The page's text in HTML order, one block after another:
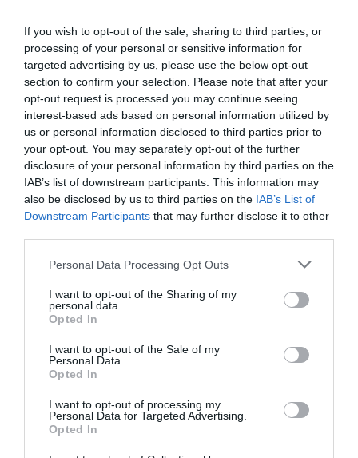
If you wish to opt-out of the sale, sharing to third parties, or
processing of your personal or sensitive information for
targeted advertising by us, please use the below opt-out
section to confirm your selection. Please note that after your
opt-out request is processed you may continue seeing
interest-based ads based on personal information utilized by
us or personal information disclosed to third parties prior to
your opt-out. You may separately opt-out of the further
disclosure of your personal information by third parties on the
IAB’s list of downstream participants. This information may
also be disclosed by us to third parties on the IAB’s List of
Downstream Participants that may further disclose it to other
Please note that this website/app uses one or more Google
not limited to your visit or usage behaviour. You may click to
grant or deny consent to Google and its third-party tags to
use your data for below specified purposes in below Google
consent section.
Personal Data Processing Opt Outs
I want to opt-out of the Sharing of my
personal data.
Opted In
I want to opt-out of the Sale of my
Personal Data.
Opted In
I want to opt-out of processing my
Personal Data for Targeted Advertising.
Opted In
turistáknak, ráadásul egy
olyan arcát is látják majd a
görög szigetvilágnak, amire
eddig nem volt lehetőség
– idézi a portál a légitársaság igazgatóját,Dimitris
Memos t.
Ajánljuk figyelmedbe!Régészek egy 4000 éves